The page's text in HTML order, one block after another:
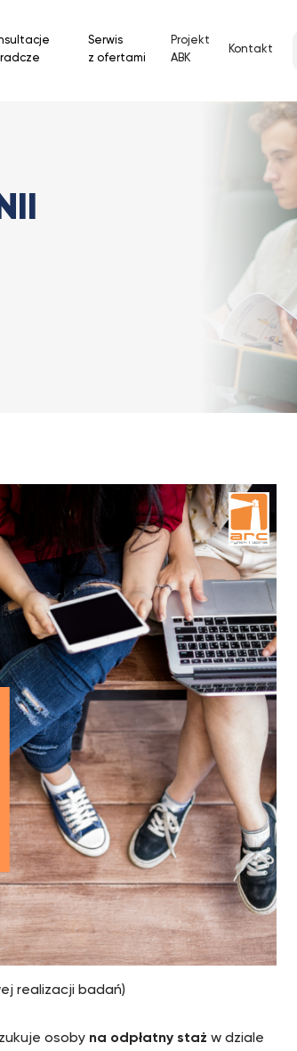
Serwis
z ofertami
Projekt
ABK
Kontakt
realizacji badań)
osoby na odpłatny staż w dziale